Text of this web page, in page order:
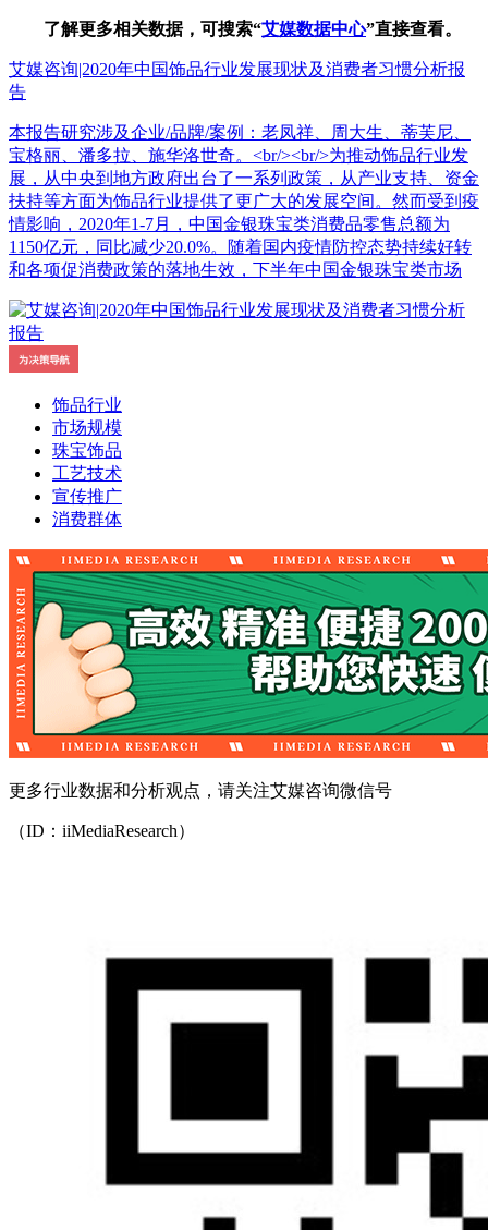
了解更多相关数据，可搜索“艾媒数据中心”直接查看。
艾媒咨询|2020年中国饰品行业发展现状及消费者习惯分析报
告
本报告研究涉及企业/品牌/案例：老凤祥、周大生、蒂芙尼、
宝格丽、潘多拉、施华洛世奇。<br/><br/>为推动饰品行业发
展，从中央到地方政府出台了一系列政策，从产业支持、资金
扶持等方面为饰品行业提供了更广大的发展空间。然而受到疫
情影响，2020年1-7月，中国金银珠宝类消费品零售总额为
1150亿元，同比减少20.0%。随着国内疫情防控态势持续好转
和各项促消费政策的落地生效，下半年中国金银珠宝类市场
饰品行业
市场规模
珠宝饰品
工艺技术
宣传推广
消费群体
更多行业数据和分析观点，请关注艾媒咨询微信号
（ID：iiMediaResearch）